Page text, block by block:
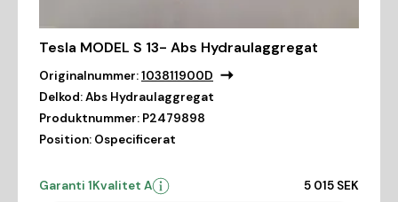
Tesla MODEL S 13- Abs Hydraulaggregat
Originalnummer:103811900D
Delkod:Abs Hydraulaggregat
Produktnummer: P2479898
Position: Ospecificerat
Garanti 1Kvalitet A 5 015 SEK